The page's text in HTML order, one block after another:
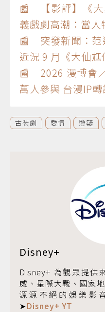
📰 【影評】《大
義戲劇高潮：當
📰 突發新聞：范
近況 9 月《大仙尪
📰 2026 漫博會
萬人參與 台漫IP
古裝劇 愛情 懸疑
Disney+
Disney+ 為觀眾提供
威、星際大戰、國家
源源不絕的娛樂影
➤Disney+ YT